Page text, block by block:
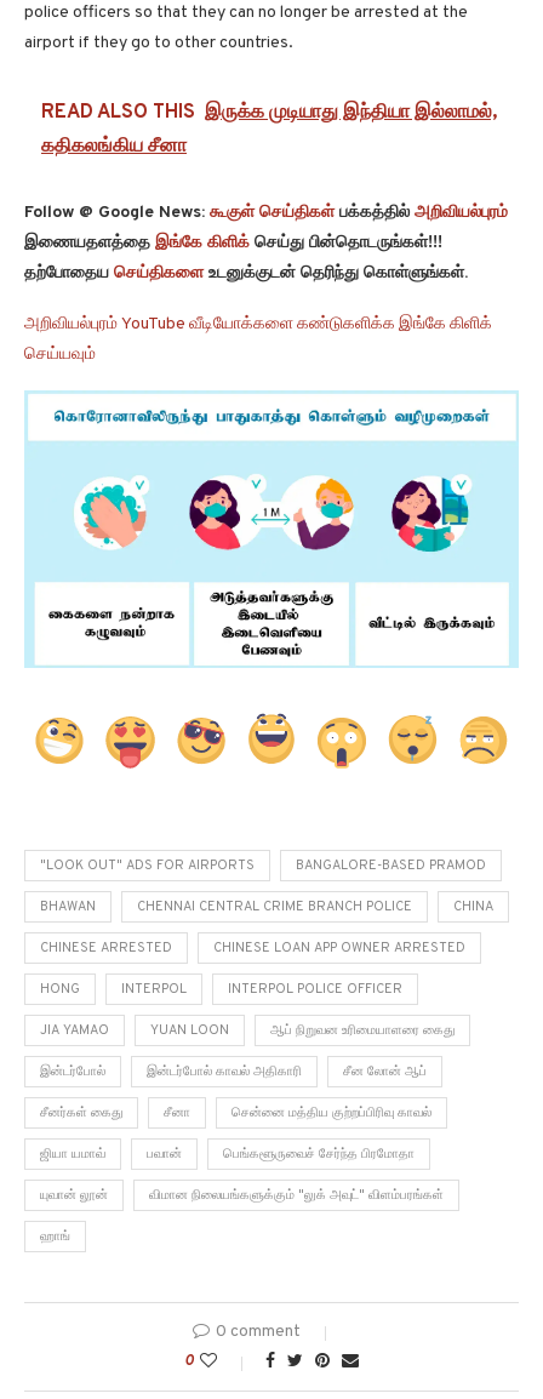
police officers so that they can no longer be arrested at the
airport if they go to other countries.
READ ALSO THIS இருக்க முடியாது இந்தியா இல்லாமல்,
கதிகலங்கிய சீனா
Follow @ Google News: கூகுள் செய்திகள்பக்கத்தில் அறிவியல்புரம்
இணையதளத்தை இங்கே கிளிக் செய்து பின்தொடருங்கள்!!!
தற்போதைய செய்திகளைஉடனுக்குடன் தெரிந்து கொள்ளுங்கள்.
அறிவியல்புரம் YouTube வீடியோக்களை கண்டுகளிக்க இங்கே கிளிக்
செய்யவும்
"LOOK OUT" ADS FOR AIRPORTS BANGALORE-BASED PRAMOD
BHAWAN CHENNAI CENTRAL CRIME BRANCH POLICE CHINA
CHINESE ARRESTED CHINESE LOAN APP OWNER ARRESTED
HONG INTERPOL INTERPOL POLICE OFFICER
JIA YAMAO YUAN LOON ஆப் நிறுவன உரிமையாளரை கைது
இன்டர்போல் இன்டர்போல் காவல் அதிகாரி சீன லோன் ஆப்
சீனர்கள் கைது சீனா சென்னை மத்திய குற்றப்பிரிவு காவல்
ஜியா யமாவ் பவான் பெங்களூருவைச் சேர்ந்த பிரமோதா
யுவான் லூன் விமான நிலையங்களுக்கும் "லுக் அவுட்" விளம்பரங்கள்
ஹாங்
0 comment
0